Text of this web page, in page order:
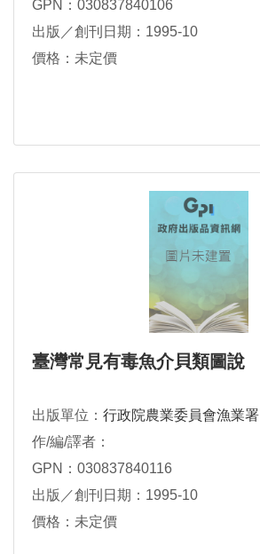
GPN：030837840106
出版／創刊日期：1995-10
價格：未定價
臺灣常見有毒魚介貝類圖說
出版單位： 行政院農業委員會漁業署
作/編/譯者：
GPN：030837840116
出版／創刊日期：1995-10
價格：未定價